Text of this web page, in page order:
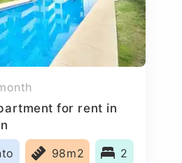
for rent in
98m2 2